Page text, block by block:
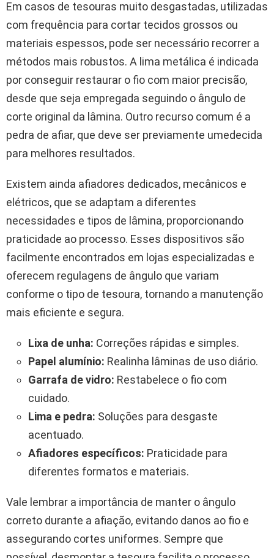
Em casos de tesouras muito desgastadas, utilizadas
com frequência para cortar tecidos grossos ou
materiais espessos, pode ser necessário recorrer a
métodos mais robustos. A lima metálica é indicada
por conseguir restaurar o fio com maior precisão,
desde que seja empregada seguindo o ângulo de
corte original da lâmina. Outro recurso comum é a
pedra de afiar, que deve ser previamente umedecida
para melhores resultados.
Existem ainda afiadores dedicados, mecânicos e
elétricos, que se adaptam a diferentes
necessidades e tipos de lâmina, proporcionando
praticidade ao processo. Esses dispositivos são
facilmente encontrados em lojas especializadas e
oferecem regulagens de ângulo que variam
conforme o tipo de tesoura, tornando a manutenção
mais eficiente e segura.
Lixa de unha: Correções rápidas e simples.
Papel alumínio: Realinha lâminas de uso diário.
Garrafa de vidro: Restabelece o fio com
cuidado.
Lima e pedra: Soluções para desgaste
acentuado.
Afiadores específicos: Praticidade para
diferentes formatos e materiais.
Vale lembrar a importância de manter o ângulo
correto durante a afiação, evitando danos ao fio e
assegurando cortes uniformes. Sempre que